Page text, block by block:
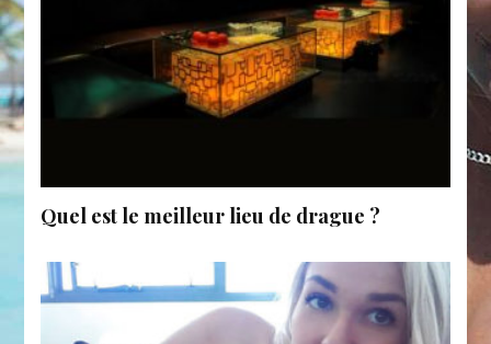
Quel est le meilleur lieu de drague ?